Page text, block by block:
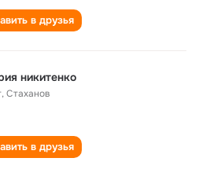
в друзья
никитенко
,Стаханов
в друзья